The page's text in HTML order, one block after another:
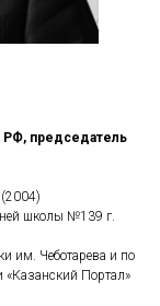
РФ, председатель
школы №139 г.
им. Чеботарева и по
«Казанский Портал»